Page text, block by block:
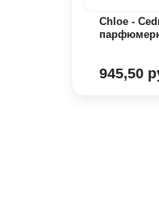
Chloe -
945,50